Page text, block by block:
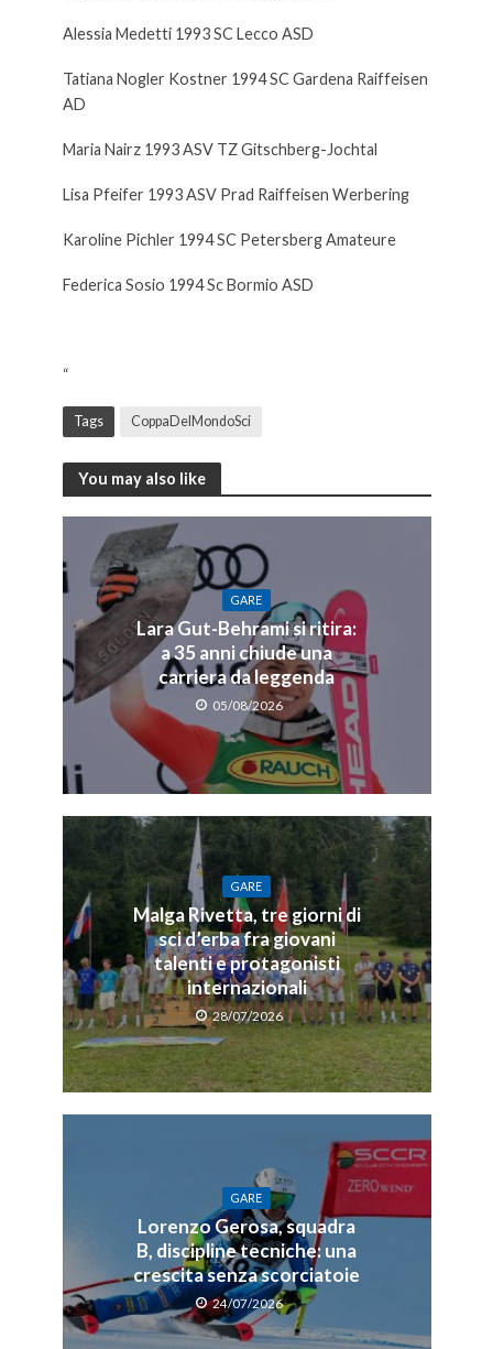
Alessia Medetti 1993 SC Lecco ASD
Tatiana Nogler Kostner 1994 SC Gardena Raiffeisen
AD
Maria Nairz 1993 ASV TZ Gitschberg-Jochtal
Lisa Pfeifer 1993 ASV Prad Raiffeisen Werbering
Karoline Pichler 1994 SC Petersberg Amateure
Federica Sosio 1994 Sc Bormio ASD
“
Tags CoppaDelMondoSci
You may also like
GARE
Lara Gut-Behrami si ritira:
a 35 anni chiude una
carriera da leggenda
05/08/2026
GARE
Malga Rivetta, tre giorni di
sci d’erba fra giovani
talenti e protagonisti
internazionali
28/07/2026
GARE
Lorenzo Gerosa, squadra
B, discipline tecniche: una
crescita senza scorciatoie
24/07/2026